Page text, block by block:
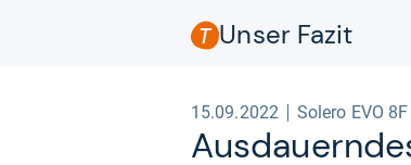
Unser Fazit
15.09.2022 Solero EVO